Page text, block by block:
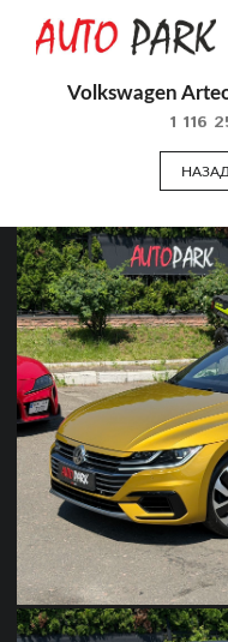
Volkswagen
1 116